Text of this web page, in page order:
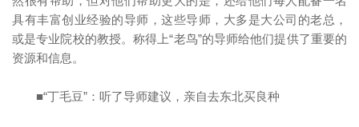
具有丰富创业经验的导师，这些导师，大多是大公司的老总，
或是专业院校的教授。称得上“老鸟”的导师给他们提供了重要的
资源和信息。
■“丁毛豆”：听了导师建议，亲自去东北买良种